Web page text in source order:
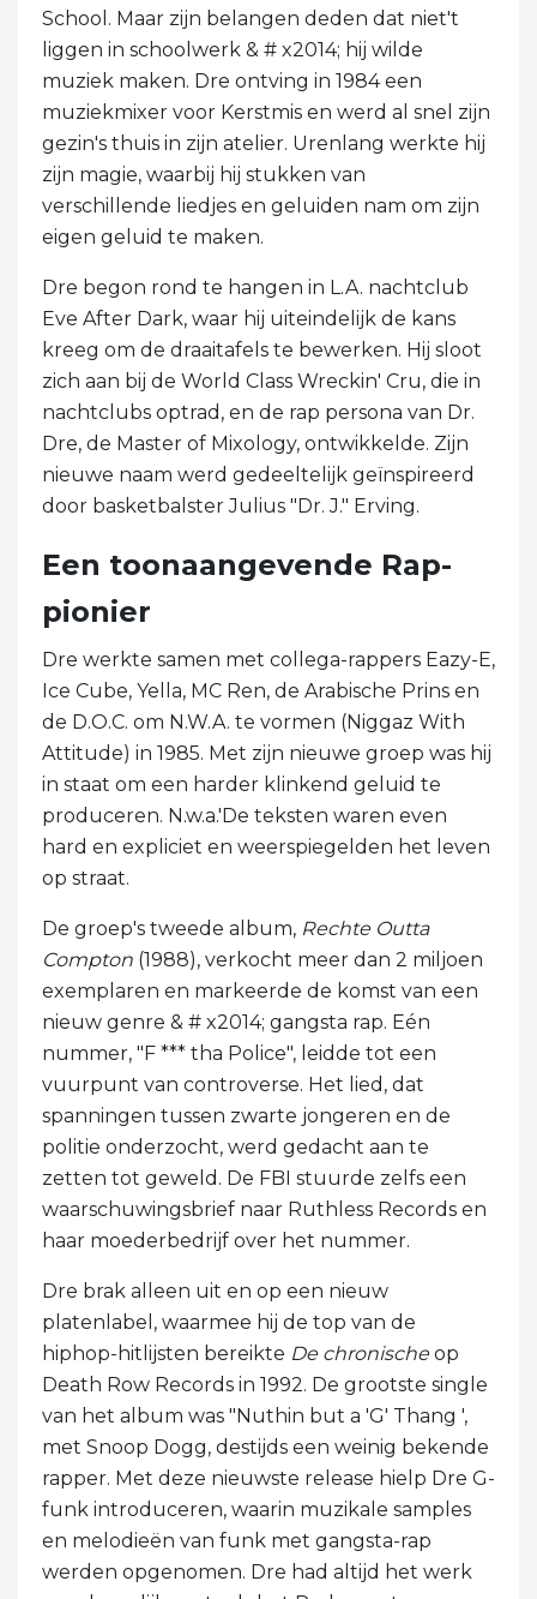
School. Maar zijn belangen deden dat niet't
liggen in schoolwerk & # x2014; hij wilde
muziek maken. Dre ontving in 1984 een
muziekmixer voor Kerstmis en werd al snel zijn
gezin's thuis in zijn atelier. Urenlang werkte hij
zijn magie, waarbij hij stukken van
verschillende liedjes en geluiden nam om zijn
eigen geluid te maken.
Dre begon rond te hangen in L.A. nachtclub
Eve After Dark, waar hij uiteindelijk de kans
kreeg om de draaitafels te bewerken. Hij sloot
zich aan bij de World Class Wreckin' Cru, die in
nachtclubs optrad, en de rap persona van Dr.
Dre, de Master of Mixology, ontwikkelde. Zijn
nieuwe naam werd gedeeltelijk geïnspireerd
door basketbalster Julius "Dr. J." Erving.
Een toonaangevende Rap-
pionier
Dre werkte samen met collega-rappers Eazy-E,
Ice Cube, Yella, MC Ren, de Arabische Prins en
de D.O.C. om N.W.A. te vormen (Niggaz With
Attitude) in 1985. Met zijn nieuwe groep was hij
in staat om een ​​harder klinkend geluid te
produceren. N.w.a.'De teksten waren even
hard en expliciet en weerspiegelden het leven
op straat.
De groep's tweede album, Rechte Outta
Compton (1988), verkocht meer dan 2 miljoen
exemplaren en markeerde de komst van een
nieuw genre & # x2014; gangsta rap. Eén
nummer, "F *** tha Police", leidde tot een
vuurpunt van controverse. Het lied, dat
spanningen tussen zwarte jongeren en de
politie onderzocht, werd gedacht aan te
zetten tot geweld. De FBI stuurde zelfs een
waarschuwingsbrief naar Ruthless Records en
haar moederbedrijf over het nummer.
Dre brak alleen uit en op een nieuw
platenlabel, waarmee hij de top van de
hiphop-hitlijsten bereikte De chronischeop
Death Row Records in 1992. De grootste single
van het album was "Nuthin but a 'G' Thang ',
met Snoop Dogg, destijds een weinig bekende
rapper. Met deze nieuwste release hielp Dre G-
funk introduceren, waarin muzikale samples
en melodieën van funk met gangsta-rap
werden opgenomen. Dre had altijd het werk